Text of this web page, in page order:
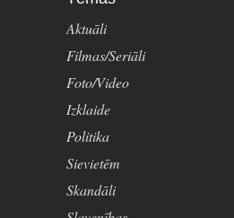
Aktuāli
Filmas/Seriāli
Foto/Video
Izklaide
Politika
Sievietēm
Skandāli